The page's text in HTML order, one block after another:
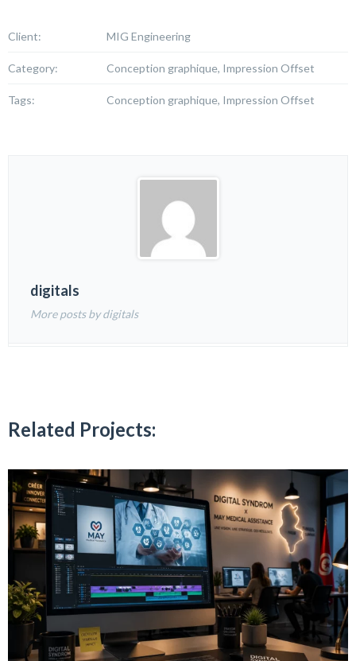
Client: MIG Engineering
Category: Conception graphique, Impression Offset
Tags: Conception graphique, Impression Offset
digitals
More posts by digitals
Related Projects: